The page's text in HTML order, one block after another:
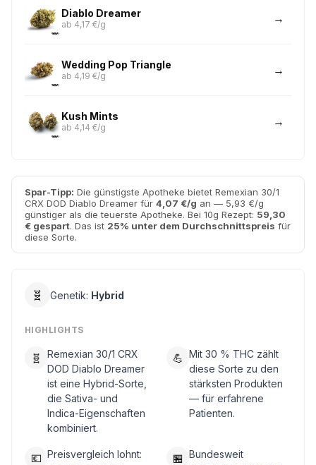
Diablo Dreamer
ab 4,17 €/g
Wedding Pop Triangle
ab 4,19 €/g
Kush Mints
ab 4,14 €/g
Spar-Tipp: Die günstigste Apotheke bietet Remexian 30/1
CRX DOD Diablo Dreamer für 4,07 €/g an — 5,93 €/g
günstiger als die teuerste Apotheke. Bei 10g Rezept: 59,30
€ gespart. Das ist 25% unter dem Durchschnittspreis für
diese Sorte.
🧬 Genetik: Hybrid
HIGHLIGHTS
🧬
Remexian 30/1 CRX
DOD Diablo Dreamer
ist eine Hybrid-Sorte,
die Sativa- und
Indica-Eigenschaften
kombiniert.
💪 Mit 30 % THC zählt
diese Sorte zu den
stärksten Produkten
— für erfahrene
Patienten.
💶 Preisvergleich lohnt:
🏪 Bundesweit